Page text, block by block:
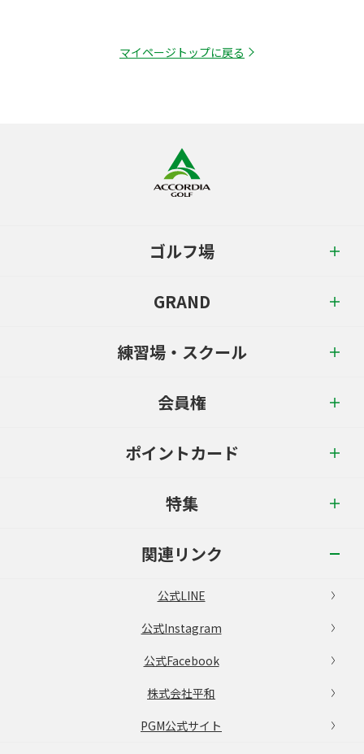
マイページトップに戻る
ゴルフ場
GRAND
練習場・スクール
会員権
ポイントカード
特集
関連リンク
公式LINE
公式Instagram
公式Facebook
株式会社平和
PGM公式サイト